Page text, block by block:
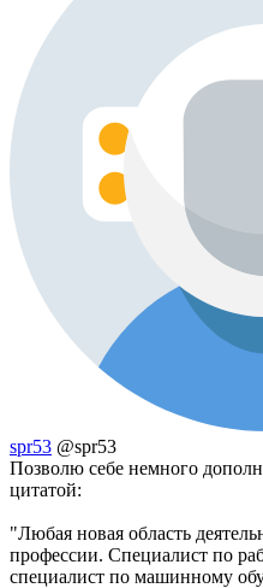
spr53 @spr53
Позволю себе немного
цитатой:
"Любая новая область
профессии. Специалист по
специалист по машинному